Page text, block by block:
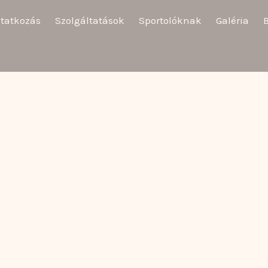
Szolgáltatások Sportolóknak Galéria